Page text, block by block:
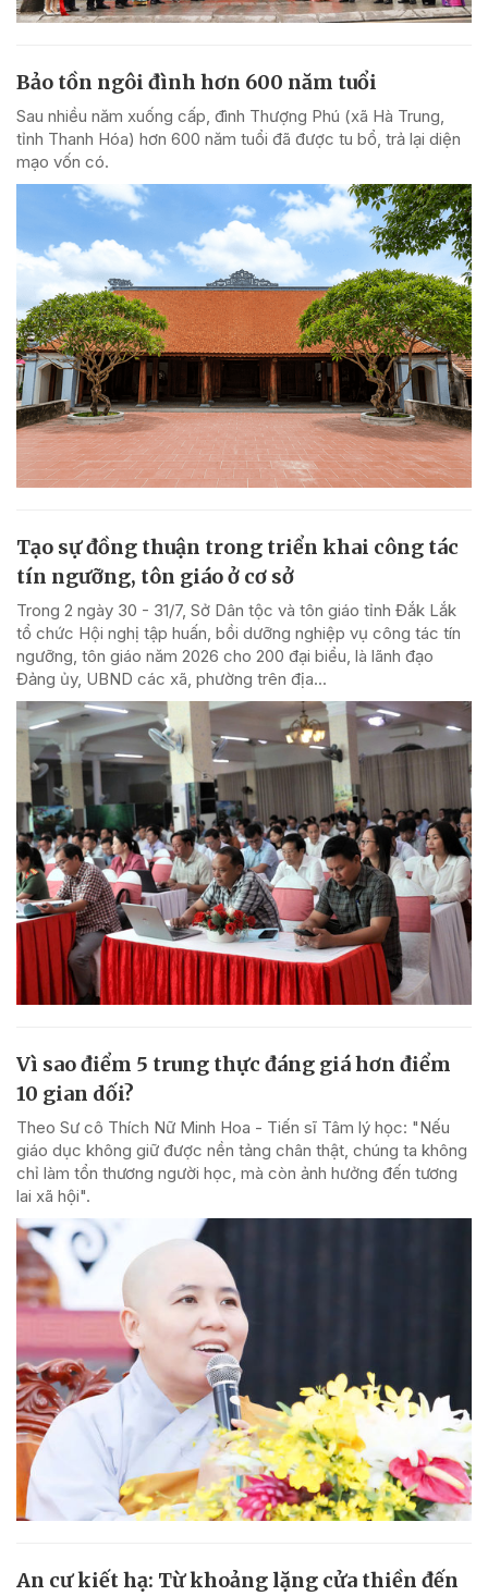
Bảo tồn ngôi đình hơn 600 năm tuổi
Sau nhiều năm xuống cấp, đình Thượng Phú (xã Hà Trung,
tỉnh Thanh Hóa) hơn 600 năm tuổi đã được tu bổ, trả lại diện
mạo vốn có.
Tạo sự đồng thuận trong triển khai công tác
tín ngưỡng, tôn giáo ở cơ sở
Trong 2 ngày 30 - 31/7, Sở Dân tộc và tôn giáo tỉnh Đắk Lắk
tổ chức Hội nghị tập huấn, bồi dưỡng nghiệp vụ công tác tín
ngưỡng, tôn giáo năm 2026 cho 200 đại biểu, là lãnh đạo
Đảng ủy, UBND các xã, phường trên địa...
Vì sao điểm 5 trung thực đáng giá hơn điểm
10 gian dối?
Theo Sư cô Thích Nữ Minh Hoa - Tiến sĩ Tâm lý học: "Nếu
giáo dục không giữ được nền tảng chân thật, chúng ta không
chỉ làm tổn thương người học, mà còn ảnh hưởng đến tương
lai xã hội".
An cư kiết hạ: Từ khoảng lặng cửa thiền đến